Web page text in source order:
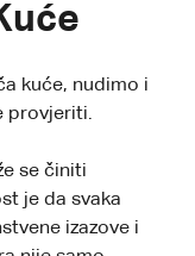
kuće, nudimo i
provjeriti.
se činiti
je da svaka
izazove i